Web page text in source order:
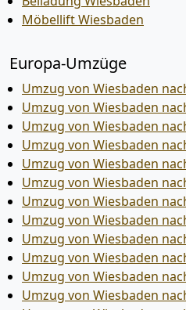
Möbellift Wiesbaden
Europa-Umzüge
Umzug von Wiesbaden
Umzug von Wiesbaden
Umzug von Wiesbaden
Umzug von Wiesbaden
Umzug von Wiesbaden
Umzug von Wiesbaden
Umzug von Wiesbaden
Umzug von Wiesbaden
Umzug von Wiesbaden
Umzug von Wiesbaden
Umzug von Wiesbaden
Umzug von Wiesbaden